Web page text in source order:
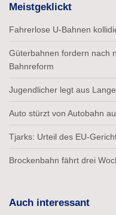
Meistgeklickt
Fahrerlose U-Bahnen
Güterbahnen fordern nach
Bahnreform
Jugendlicher legt aus
Auto stürzt von Autobahn
Tjarks: Urteil des EU-
Brockenbahn fährt drei
Auch interessant